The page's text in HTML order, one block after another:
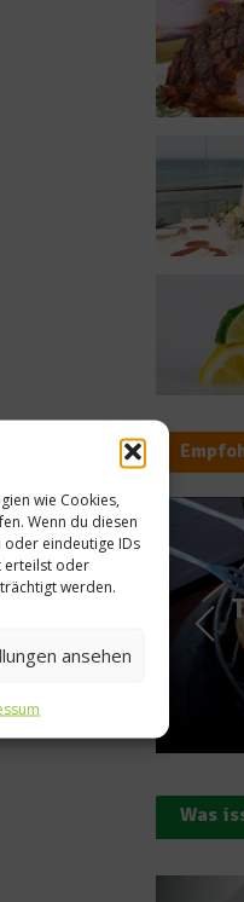
wie Cookies,
Wenn du diesen
oder eindeutige IDs
erteilst oder
werden.
ansehen
Grillwelten
für den
Grill-Abend
Was